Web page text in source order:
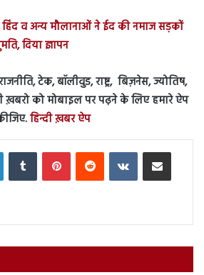
व अन्य मौलानाओं ने ईद की नमाज सड़कों
दिया ज्ञापन
टेक, बॉलीवुड, राष्ट्र, बिज़नेस, ज्योतिष,
ख़बरो को मोबाइल पर पढ़ने के लिए हमारे ऐप
हिन्दी ख़बर ऐप
LinkedInTumblr PinterestReddit VKontakteShare via Email